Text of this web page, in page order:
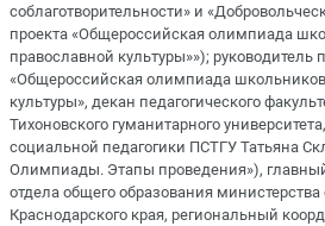
соблаготворительности» и
проекта «Общероссийская олимпиада
православной культуры»»); руководитель
«Общероссийская олимпиада
культуры», декан педагогического
Тихоновского гуманитарного
социальной педагогики ПСТГУ Татьяна
Олимпиады. Этапы проведения»),
отдела общего образования
Краснодарского края, региональный